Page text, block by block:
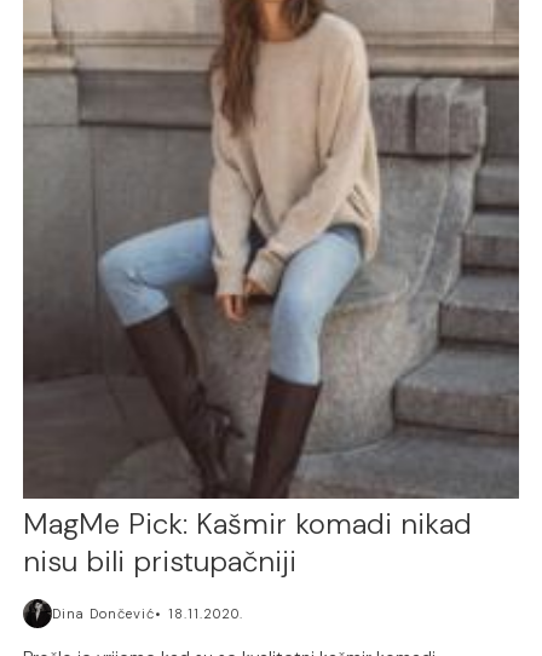
MagMe Pick: Kašmir komadi nikad
nisu bili pristupačniji
Dina Dončević 18.11.2020.